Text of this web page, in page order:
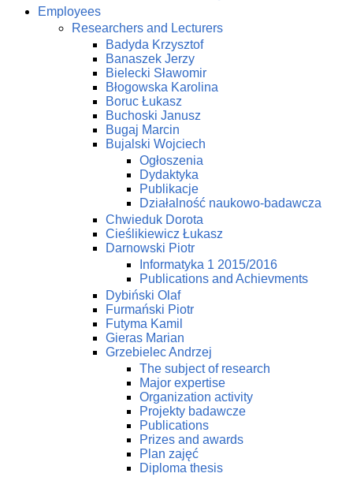
Employees
Researchers and Lecturers
Badyda Krzysztof
Banaszek Jerzy
Bielecki Sławomir
Błogowska Karolina
Boruc Łukasz
Buchoski Janusz
Bugaj Marcin
Bujalski Wojciech
Ogłoszenia
Dydaktyka
Publikacje
Działalność naukowo-badawcza
Chwieduk Dorota
Cieślikiewicz Łukasz
Darnowski Piotr
Informatyka 1 2015/2016
Publications and Achievments
Dybiński Olaf
Furmański Piotr
Futyma Kamil
Gieras Marian
Grzebielec Andrzej
The subject of research
Major expertise
Organization activity
Projekty badawcze
Publications
Prizes and awards
Plan zajęć
Diploma thesis